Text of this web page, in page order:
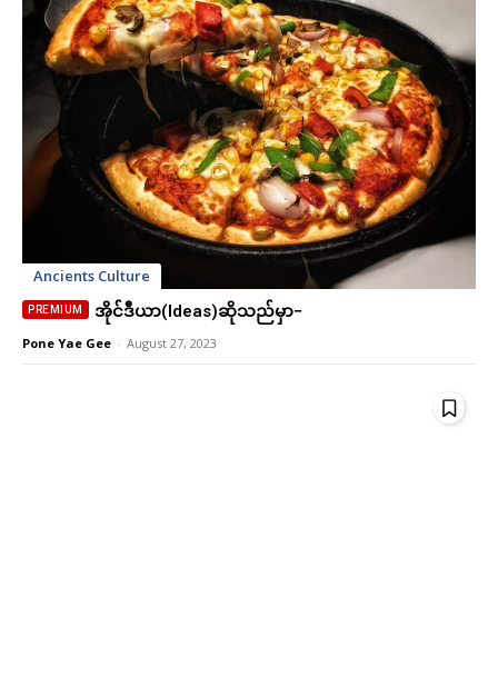
Free / forever
Etiam est nibh, lobortis sit
Praesent euismod ac
Ut mollis pellentesque tortor
Nullam eu erat condimentum
Donec quis est ac felis
Orci varius natoque dolor
Free / forever
Etiam est nibh, lobortis sit
Praesent euismod ac
Ut mollis pellentesque tortor
Nullam eu erat condimentum
Donec quis est ac felis
Orci varius natoque dolor
Ancients Culture
အိုင်ဒီယာ(Ideas)ဆိုသည်မှာ−
Pone Yae Gee - August 27, 2023